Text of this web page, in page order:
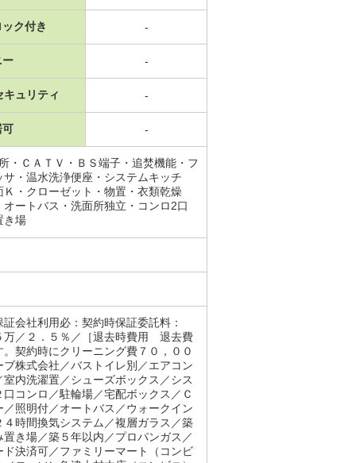
ク付き -
ー -
キュリティ -
可 -
・ＣＡＴＶ・ＢＳ端子・追焚機能・フ
・温水洗浄便座・システムキッチ
・クローゼット・物置・衣類乾燥
ートバス・洗面所独立・コンロ2口
き場
会社利用必：契約時保証委託料：
／２．５％／［退去時費用 退去費
契約時にクリーニング費７０，００
株式会社／バストイレ別／エアコン
内洗濯置／シューズボックス／シス
コンロ／駐輪場／宅配ボックス／Ｃ
照明付／オートバス／ウォークイン
時間換気システム／複層ガラス／築
き場／築５年以内／プロパンガス／
決済可／ファミリーマート（コンビ